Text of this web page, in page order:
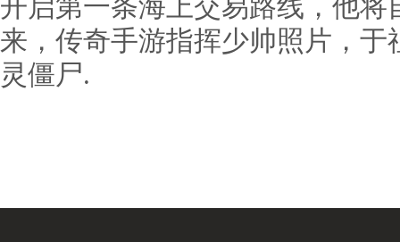
开启第一条海上交易路线，他
来，传奇手游指挥少帅照片，
灵僵尸.